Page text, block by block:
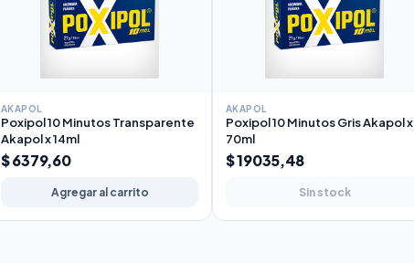
AKAPOL
Poxipol 10 Minutos Transparente
Akapol x 14ml
$ 6379,60
Agregar al carrito
AKAPOL
Poxipol 10 Minutos Gris Akapol x
70ml
$ 19035,48
Sin stock